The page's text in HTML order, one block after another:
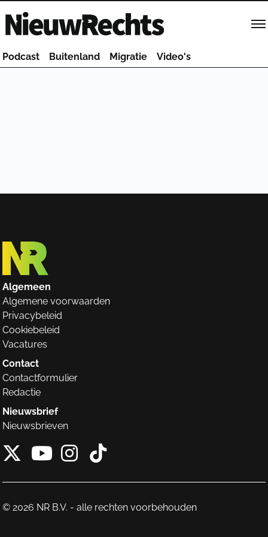
Homepage van NieuwRechts
Podcast Buitenland Migratie Video's
Algemeen
Algemene voorwaarden
Privacybeleid
Cookiebeleid
Vacatures
Contact
Contactformulier
Redactie
Nieuwsbrief
Nieuwsbrieven
X van NieuwRechts
Instagram van
Tiktok van
© 2026 NR B.V. - alle rechten voorbehouden